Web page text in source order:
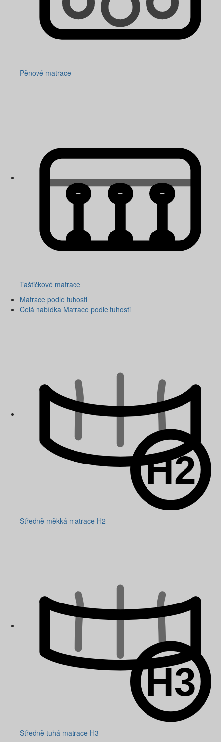
Pěnové matrace
Taštičkové matrace
Matrace podle tuhosti
Celá nabídka Matrace podle tuhosti
Středně měkká matrace H2
Středně tuhá matrace H3